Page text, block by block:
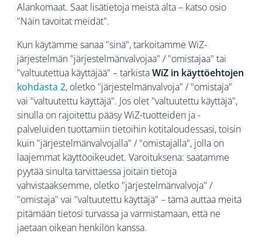
Alankomaat. Saat lisätietoja meistä alta – katso osio
"Näin tavoitat meidät".
Kun käytämme sanaa "sinä", tarkoitamme WiZ-
järjestelmän "järjestelmänvalvojaa" / "omistajaa" tai
"valtuutettua käyttäjää" – tarkistaWiZ in käyttöehtojen
kohdasta 2, oletko "järjestelmänvalvoja" / "omistaja"
vai "valtuutettu käyttäjä". Jos olet "valtuutettu käyttäjä",
sinulla on rajoitettu pääsy WiZ-tuotteiden ja -
palveluiden tuottamiin tietoihin kotitaloudessasi, toisin
kuin "järjestelmänvalvojalla" / "omistajalla", jolla on
laajemmat käyttöoikeudet. Varoituksena: saatamme
pyytää sinulta tarvittaessa joitain tietoja
vahvistaaksemme, oletko "järjestelmänvalvoja" /
"omistaja" vai "valtuutettu käyttäjä" – tämä auttaa meitä
pitämään tietosi turvassa ja varmistamaan, että ne
jaetaan oikean henkilön kanssa.